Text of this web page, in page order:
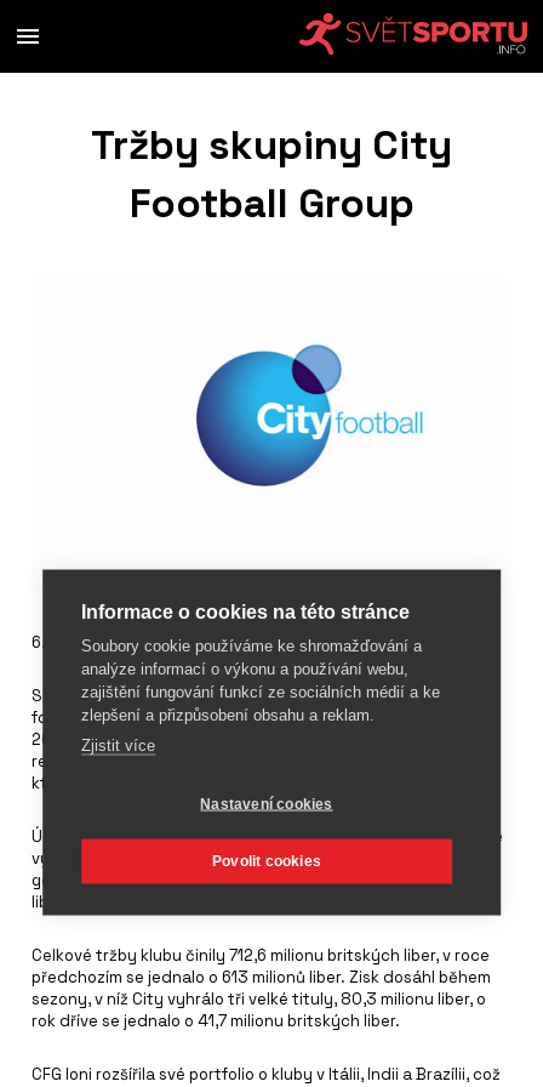
Tržby skupiny City
Football Group
6. září 2024
Skupina City Football Group (CFG), která je majitelem
fotbalového klubu Manchester City, vykázala za finanční rok
2022/23 ztrátu 112 milionů britských liber, přestože dosáhla
rekordních příjmů ve výši 877,1 milionu liber. Tržby skupiny,
která vlastní 12 klubů, se zvýšily ze 705,1 milionu liber.
Účetní závěrka vykazuje příjmy ze zápasů Manchester City ve
výši 100,8 milionu britských liber, zatímco komerční aktivity
generují 417,4 milionu liber a příjmy z vysílání činí 358 milionů
liber.
Celkové tržby klubu činily 712,6 milionu britských liber, v roce
předchozím se jednalo o 613 milionů liber. Zisk dosáhl během
sezony, v níž City vyhrálo tři velké tituly, 80,3 milionu liber, o
rok dříve se jednalo o 41,7 milionu britských liber.
CFG loni rozšířila své portfolio o kluby v Itálii, Indii a Brazílii, což
Informace o cookies na této stránce
Soubory cookie používáme ke shromažďování a
analýze informací o výkonu a používání webu,
zajištění fungování funkcí ze sociálních médií a ke
zlepšení a přizpůsobení obsahu a reklam.
Zjistit více
Nastavení cookies
Povolit cookies